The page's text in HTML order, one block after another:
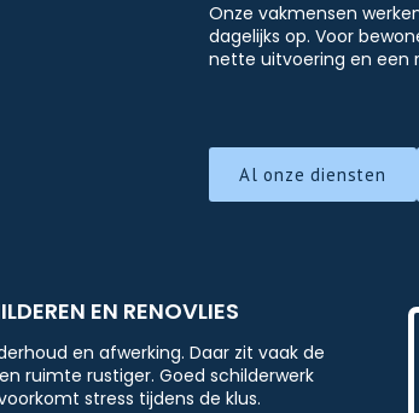
Onze vakmensen
dagelijks op. Voor
nette uitvoering en een
Al onze diensten
EN RENOVLIES
en afwerking. Daar zit vaak de
ruimte rustiger. Goed schilderwerk
stress tijdens de klus.